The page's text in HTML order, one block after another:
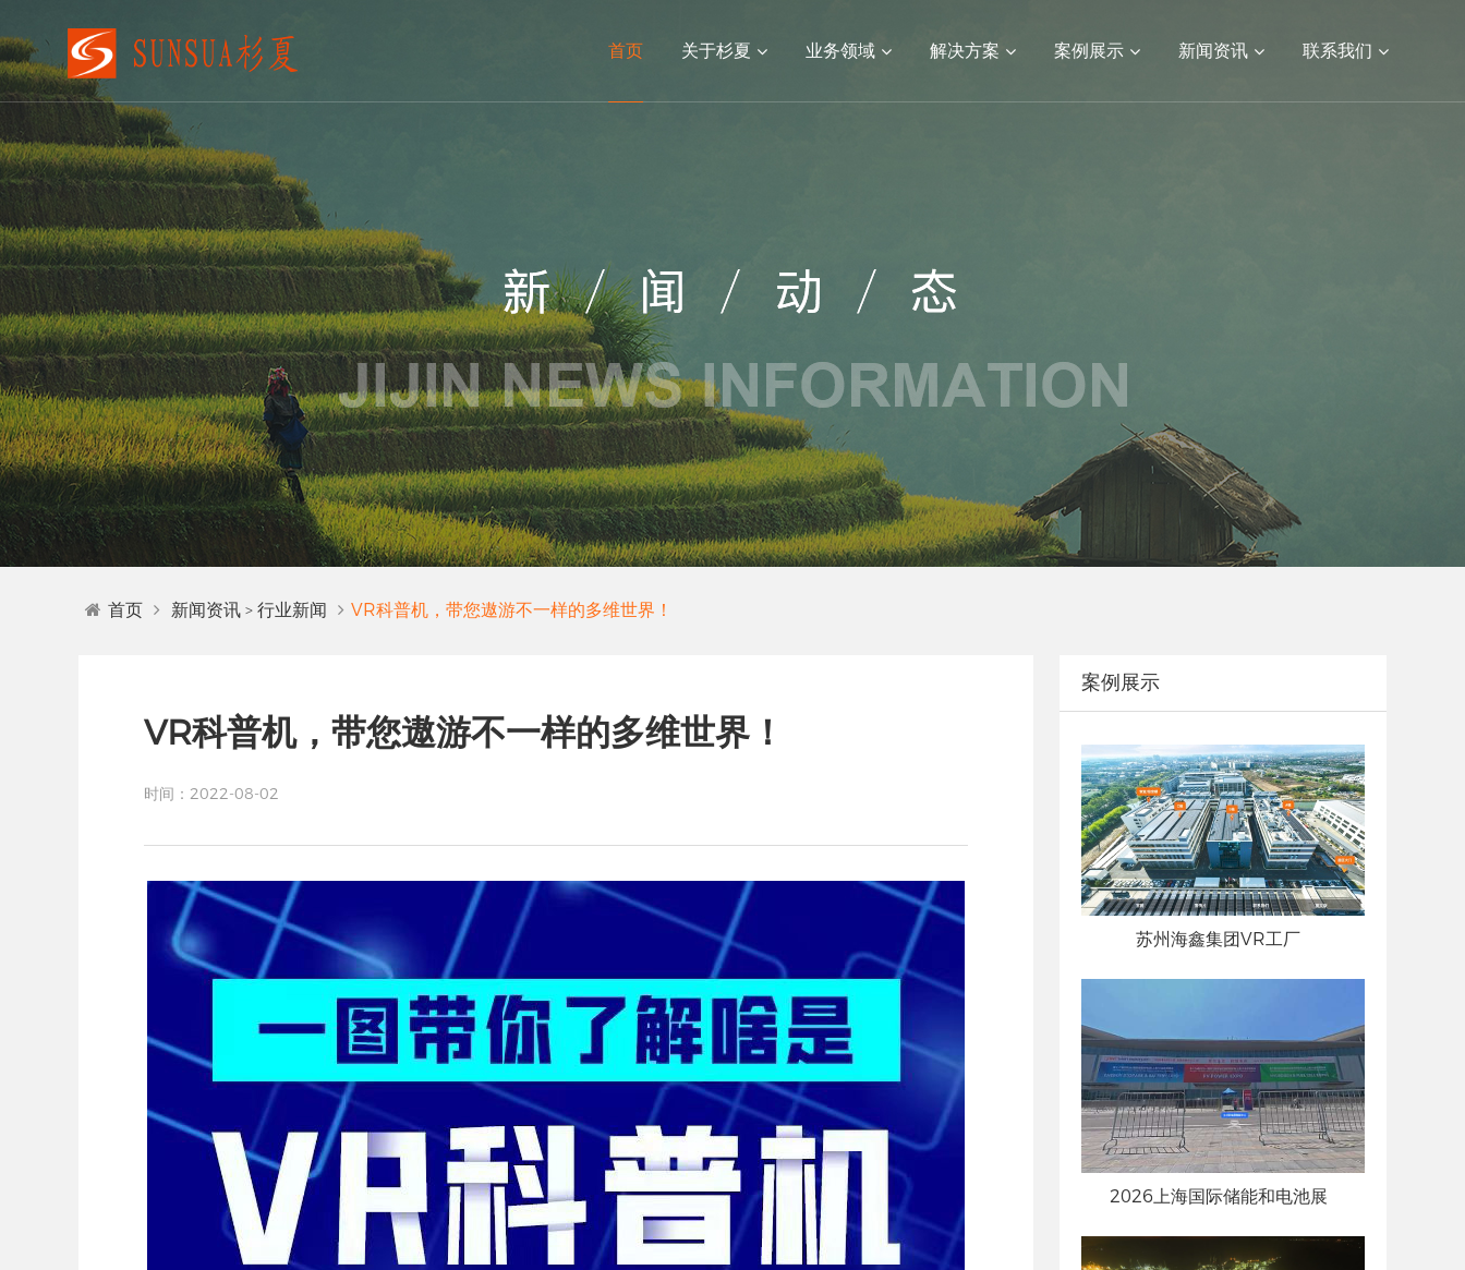
首页 关于杉夏 业务领域
VR开发
解决方案 案例展示
VR工厂/园区招商
新闻资讯 联系我们
首页 新闻资讯 > 行业新闻 VR科普机，带您遨游不一样的多维世界！
VR科普机，带您遨游不一样的多维世界！
时间：2022-08-02
案例展示
苏州海鑫集团VR工厂
2026上海国际储能和电池展